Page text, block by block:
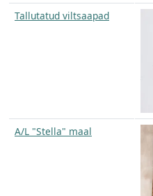
Tallutatud viltsaapad
A/L "Stella" maal